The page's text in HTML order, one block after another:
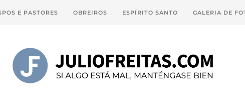
E PASTORES OBREIROS ESPÍRITO SANTO GALERIA DE